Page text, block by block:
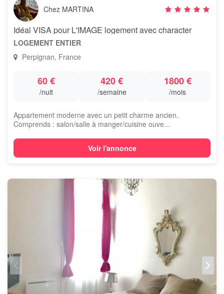
Chez MARTINA
Idéal VISA pour L'IMAGE logement avec character
LOGEMENT ENTIER
Perpignan, France
60 €
/nuit
420 €
/semaine
1800 €
/mois
Appartement moderne avec un petit charme ancien.
Comprends : salon/salle à manger/cuisine ouve...
Voir l'annonce